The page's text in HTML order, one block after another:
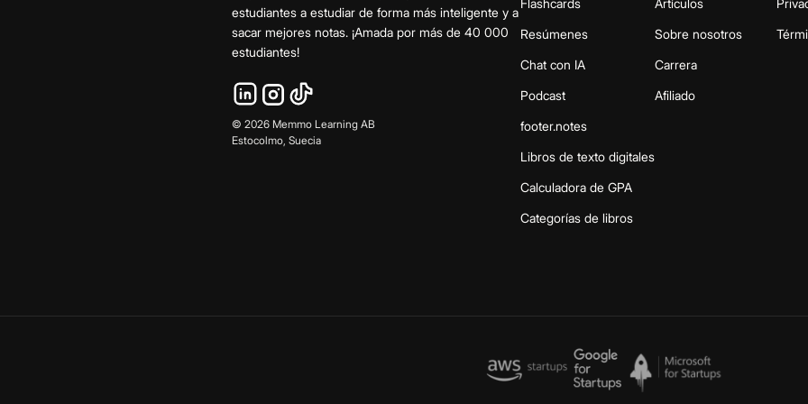
estudiantes a estudiar de forma más inteligente y a
sacar mejores notas. ¡Amada por más de 40 000
estudiantes!
© 2026 Memmo Learning AB
Estocolmo, Suecia
Resúmenes
Chat con IA
Podcast
footer.notes
Libros de texto digitales
Calculadora de GPA
Categorías de libros
Sobre nosotros
Carrera
Afiliado